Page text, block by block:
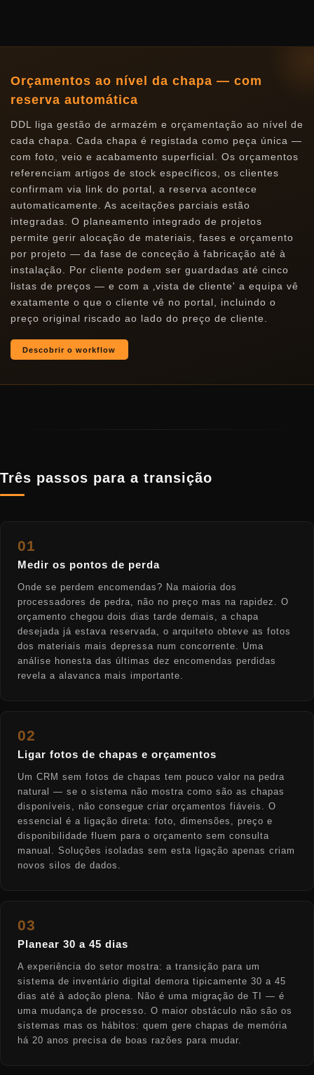
Orçamentos ao nível da chapa — com
reserva automática
DDL liga gestão de armazém e orçamentação ao nível de
cada chapa. Cada chapa é registada como peça única —
com foto, veio e acabamento superficial. Os orçamentos
referenciam artigos de stock específicos, os clientes
confirmam via link do portal, a reserva acontece
automaticamente. As aceitações parciais estão
integradas. O planeamento integrado de projetos
permite gerir alocação de materiais, fases e orçamento
por projeto — da fase de conceção à fabricação até à
instalação. Por cliente podem ser guardadas até cinco
listas de preços — e com a ‚vista de cliente' a equipa vê
exatamente o que o cliente vê no portal, incluindo o
preço original riscado ao lado do preço de cliente.
Descobrir o workflow
Três passos para a transição
01
Medir os pontos de perda
Onde se perdem encomendas? Na maioria dos
processadores de pedra, não no preço mas na rapidez. O
orçamento chegou dois dias tarde demais, a chapa
desejada já estava reservada, o arquiteto obteve as fotos
dos materiais mais depressa num concorrente. Uma
análise honesta das últimas dez encomendas perdidas
revela a alavanca mais importante.
02
Ligar fotos de chapas e orçamentos
Um CRM sem fotos de chapas tem pouco valor na pedra
natural — se o sistema não mostra como são as chapas
disponíveis, não consegue criar orçamentos fiáveis. O
essencial é a ligação direta: foto, dimensões, preço e
disponibilidade fluem para o orçamento sem consulta
manual. Soluções isoladas sem esta ligação apenas criam
novos silos de dados.
03
Planear 30 a 45 dias
A experiência do setor mostra: a transição para um
sistema de inventário digital demora tipicamente 30 a 45
dias até à adoção plena. Não é uma migração de TI — é
uma mudança de processo. O maior obstáculo não são os
sistemas mas os hábitos: quem gere chapas de memória
há 20 anos precisa de boas razões para mudar.